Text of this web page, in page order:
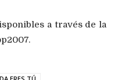
a través de la